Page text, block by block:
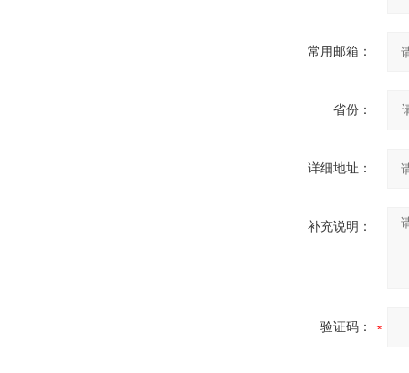
常用邮箱：
省份：
详细地址：
补充说明：
验证码：